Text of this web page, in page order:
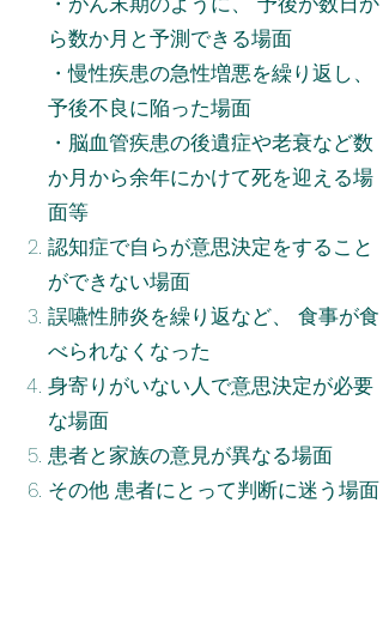
ら数か月と予測できる場面
・慢性疾患の急性増悪を繰り返し、
予後不良に陥った場面
・脳血管疾患の後遺症や老衰など数
か月から余年にかけて死を迎える場
面等
認知症で自らが意思決定をすること
ができない場面
誤嚥性肺炎を繰り返など、 食事が食
べられなくなった
身寄りがいない人で意思決定が必要
な場面
患者と家族の意見が異なる場面
その他 患者にとって判断に迷う場面